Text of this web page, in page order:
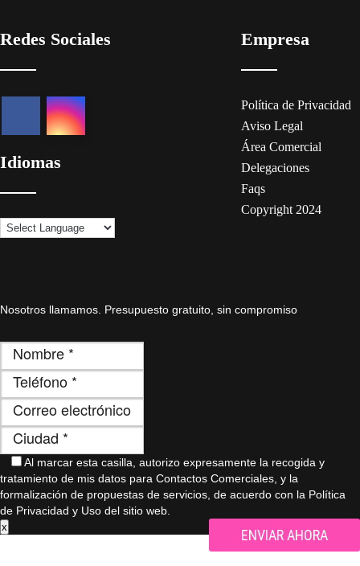
Redes Sociales
Idiomas
Empresa
Política de Privacidad
Aviso Legal
Área Comercial
Delegaciones
Faqs
Copyright 2024
Nosotros llamamos. Presupuesto gratuito, sin compromiso
Al marcar esta casilla, autorizo ​​expresamente la recogida y
tratamiento de mis datos para Contactos Comerciales, y la
formalización de propuestas de servicios, de acuerdo con la Política
de Privacidad y Uso del sitio web.
x